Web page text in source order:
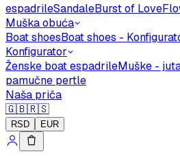
espadrileSandaleBurst of Love
Muška obuća
Boat shoesBoat shoes -
Konfigurator
Ženske boat espadrileMuške -
pamučne pertle
Naša priča
🇬🇧🇷🇸
RSD EUR